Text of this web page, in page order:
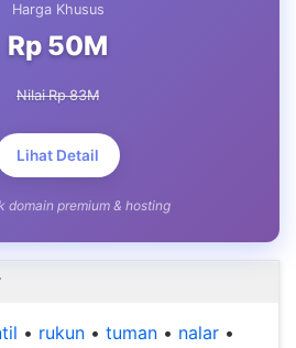
Harga Khusus
Rp 50M
Nilai Rp 83M
Lihat Detail
domain premium & hosting
• rukun • tuman • nalar •